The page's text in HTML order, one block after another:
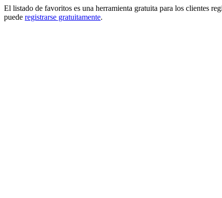
El listado de favoritos es una herramienta gratuita para los clientes
puede registrarse gratuitamente.